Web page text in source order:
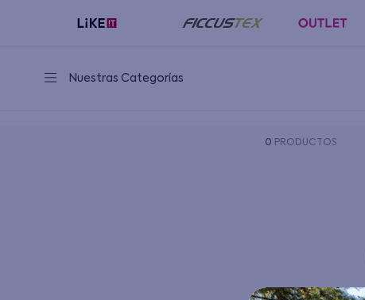
Nuestras Categorías
0 PRODUCTOS